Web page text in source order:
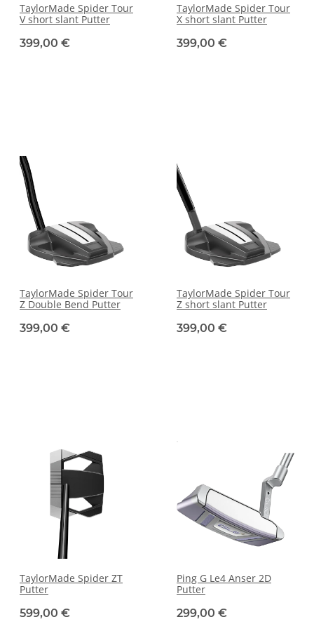
TaylorMade Spider Tour
V short slant Putter
399,00 €
TaylorMade Spider Tour
X short slant Putter
399,00 €
TaylorMade Spider Tour
Z Double Bend Putter
399,00 €
TaylorMade Spider Tour
Z short slant Putter
399,00 €
TaylorMade Spider ZT
Putter
599,00 €
Ping G Le4 Anser 2D
Putter
299,00 €